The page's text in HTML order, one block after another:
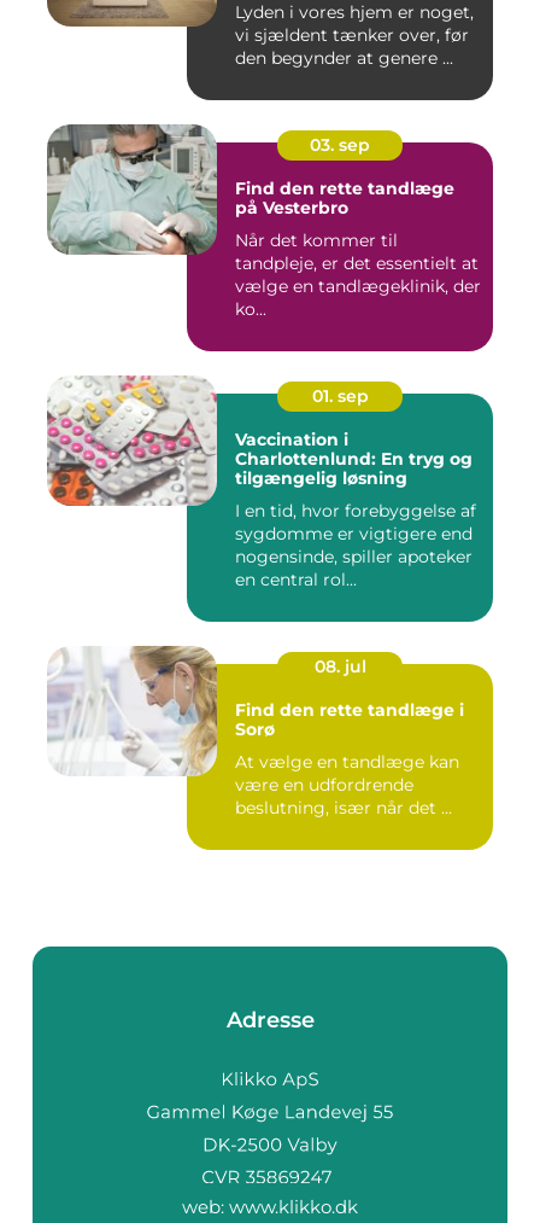
Lyden i vores hjem er noget,
vi sjældent tænker over, før
den begynder at genere ...
03. sep
Find den rette tandlæge
på Vesterbro
Når det kommer til
tandpleje, er det essentielt at
vælge en tandlægeklinik, der
ko...
01. sep
Vaccination i
Charlottenlund: En tryg og
tilgængelig løsning
I en tid, hvor forebyggelse af
sygdomme er vigtigere end
nogensinde, spiller apoteker
en central rol...
08. jul
Find den rette tandlæge i
Sorø
At vælge en tandlæge kan
være en udfordrende
beslutning, især når det ...
Adresse
web: www.klikko.dk